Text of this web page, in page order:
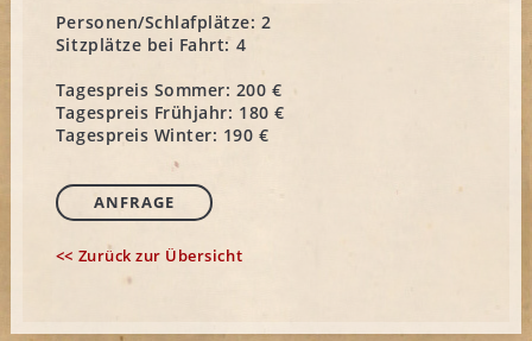
Personen/Schlafplätze:2
Sitzplätze bei Fahrt: 4
Tagespreis Sommer: 200 €
Tagespreis Frühjahr: 180 €
Tagespreis Winter: 190 €
ANFRAGE
<< Zurück zur Übersicht